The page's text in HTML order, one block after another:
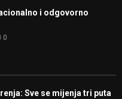
i odgovorno
0
Sve se mijenja tri puta